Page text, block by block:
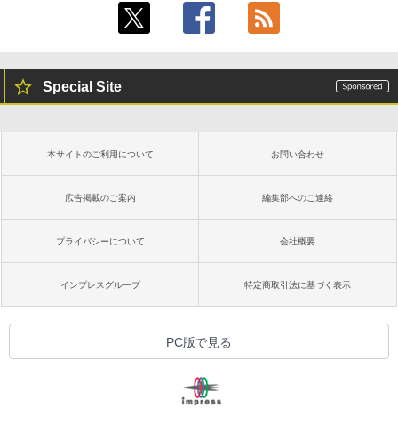
Special Site
本サイトのご利用について お問い合わせ
広告掲載のご案内 編集部へのご連絡
プライバシーについて 会社概要
インプレスグループ 特定商取引法に基づく表示
PC版で見る